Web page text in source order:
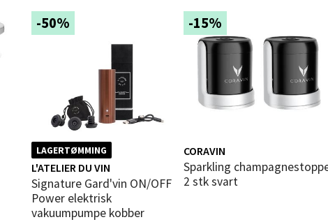
-50%
LAGERTØMMING
L'ATELIER DU VIN
Signature Gard'vin ON/OFF
Power elektrisk
vakuumpumpe kobber
-15%
CORAVIN
Sparkling champagnestopper
2 stk svart
nr 9, 4042 Stavanger
dag 10-20
g
- Magneten
14, 7606 Levanger
dag 10-20
Velg